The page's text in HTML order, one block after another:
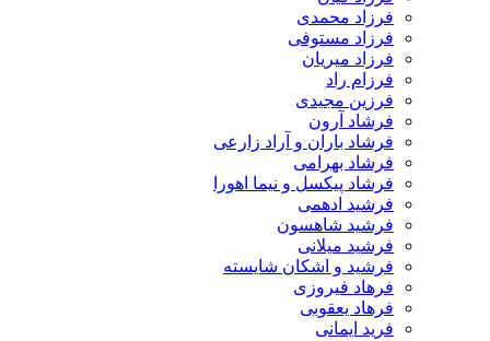
فرزاد محمدی
فرزاد مستوفی
فرزاد میریان
فرزام راد
فرزین مجیدی
فرشاد آرون
فرشاد باران و آراد زارعی
فرشاد بهرامی
فرشاد پیکسل و نیما اهورا
فرشید ادهمی
فرشید شاهسون
فرشید میلانی
فرشید و اشکان شایسته
فرهاد فیروزی
فرهاد یعقوبی
فرید ایمانی